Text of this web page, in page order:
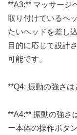
**A3:** マッサージ
取り付けているヘ
たいヘッドを差し
目的に応じて設計
可能です。
**Q4: 振動の強さ
**A4:** 振動の強さ
ー本体の操作ボタ